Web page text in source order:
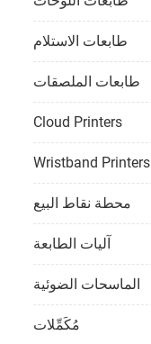
طابعات الاستلام
طابعات الملصقات
Cloud Printers
Wristband Printers
محطة نقاط البيع
آليات الطابعة
الماسحات الضوئية
مُكَمِّلات